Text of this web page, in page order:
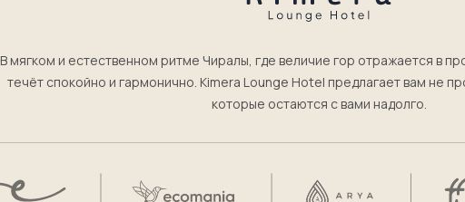
В мягком и естественном ритме Чиралы, где величие гор отражается в
течёт спокойно и гармонично. Kimera Lounge Hotel предлагает вам не
которые остаются с вами надолго.